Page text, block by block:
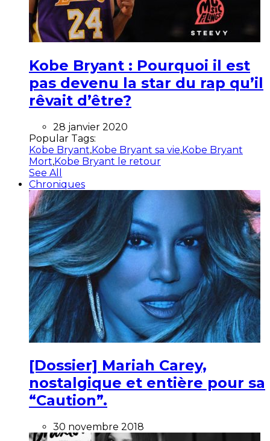
Kobe Bryant : Pourquoi il est
pas devenu la star du rap qu’il
rêvait d’être?
28 janvier 2020
Popular Tags:
Kobe Bryant,Kobe Bryant sa vie,Kobe Bryant
Mort,Kobe Bryant le retour
See All
Chroniques
[Dossier] Mariah Carey,
nostalgique et entière pour sa
“Caution”.
30 novembre 2018